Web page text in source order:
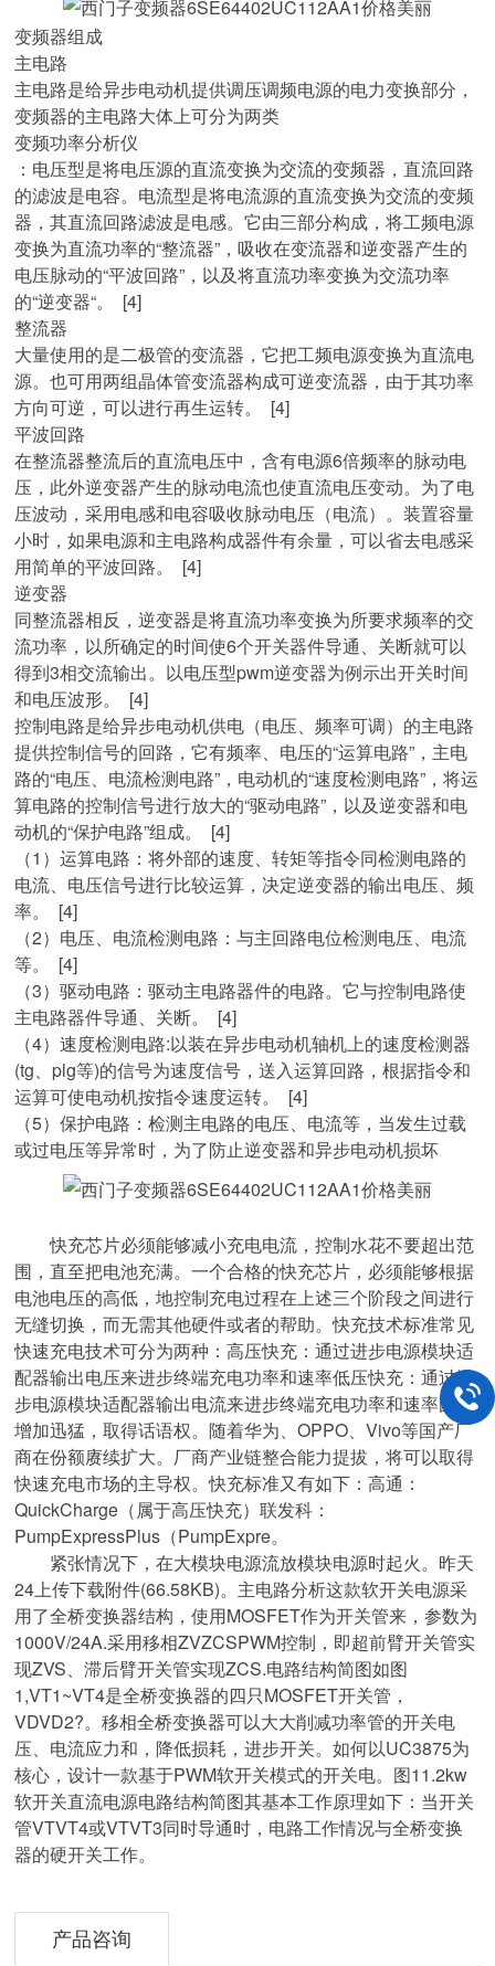
变频器组成
主电路
主电路是给异步电动机提供调压调频电源的电力变换部分，
变频器的主电路大体上可分为两类
变频功率分析仪
：电压型是将电压源的直流变换为交流的变频器，直流回路
的滤波是电容。电流型是将电流源的直流变换为交流的变频
器，其直流回路滤波是电感。它由三部分构成，将工频电源
变换为直流功率的“整流器”，吸收在变流器和逆变器产生的
电压脉动的“平波回路”，以及将直流功率变换为交流功率
的“逆变器“。 [4]
整流器
大量使用的是二极管的变流器，它把工频电源变换为直流电
源。也可用两组晶体管变流器构成可逆变流器，由于其功率
方向可逆，可以进行再生运转。 [4]
平波回路
在整流器整流后的直流电压中，含有电源6倍频率的脉动电
压，此外逆变器产生的脉动电流也使直流电压变动。为了电
压波动，采用电感和电容吸收脉动电压（电流）。装置容量
小时，如果电源和主电路构成器件有余量，可以省去电感采
用简单的平波回路。 [4]
逆变器
同整流器相反，逆变器是将直流功率变换为所要求频率的交
流功率，以所确定的时间使6个开关器件导通、关断就可以
得到3相交流输出。以电压型pwm逆变器为例示出开关时间
和电压波形。 [4]
控制电路是给异步电动机供电（电压、频率可调）的主电路
提供控制信号的回路，它有频率、电压的“运算电路”，主电
路的“电压、电流检测电路”，电动机的“速度检测电路”，将运
算电路的控制信号进行放大的“驱动电路”，以及逆变器和电
动机的“保护电路”组成。 [4]
（1）运算电路：将外部的速度、转矩等指令同检测电路的
电流、电压信号进行比较运算，决定逆变器的输出电压、频
率。 [4]
（2）电压、电流检测电路：与主回路电位检测电压、电流
等。 [4]
（3）驱动电路：驱动主电路器件的电路。它与控制电路使
主电路器件导通、关断。 [4]
（4）速度检测电路:以装在异步电动机轴机上的速度检测器
(tg、plg等)的信号为速度信号，送入运算回路，根据指令和
运算可使电动机按指令速度运转。 [4]
（5）保护电路：检测主电路的电压、电流等，当发生过载
或过电压等异常时，为了防止逆变器和异步电动机损坏
快充芯片必须能够减小充电电流，控制水花不要超出范
围，直至把电池充满。一个合格的快充芯片，必须能够根据
电池电压的高低，地控制充电过程在上述三个阶段之间进行
无缝切换，而无需其他硬件或者的帮助。快充技术标准常见
快速充电技术可分为两种：高压快充：通过进步电源模块适
配器输出电压来进步终端充电功率和速率低压快充：通过进
步电源模块适配器输出电流来进步终端充电功率和速率国产
增加迅猛，取得话语权。随着华为、OPPO、Vivo等国产厂
商在份额赓续扩大。厂商产业链整合能力提拔，将可以取得
快速充电市场的主导权。快充标准又有如下：高通：
QuickCharge（属于高压快充）联发科：
PumpExpressPlus（PumpExpre。
紧张情况下，在大模块电源流放模块电源时起火。昨天
24上传下载附件(66.58KB)。主电路分析这款软开关电源采
用了全桥变换器结构，使用MOSFET作为开关管来，参数为
1000V/24A.采用移相ZVZCSPWM控制，即超前臂开关管实
现ZVS、滞后臂开关管实现ZCS.电路结构简图如图
1,VT1~VT4是全桥变换器的四只MOSFET开关管，
VDVD2?。移相全桥变换器可以大大削减功率管的开关电
压、电流应力和，降低损耗，进步开关。如何以UC3875为
核心，设计一款基于PWM软开关模式的开关电。图11.2kw
软开关直流电源电路结构简图其基本工作原理如下：当开关
管VTVT4或VTVT3同时导通时，电路工作情况与全桥变换
器的硬开关工作。
产品咨询